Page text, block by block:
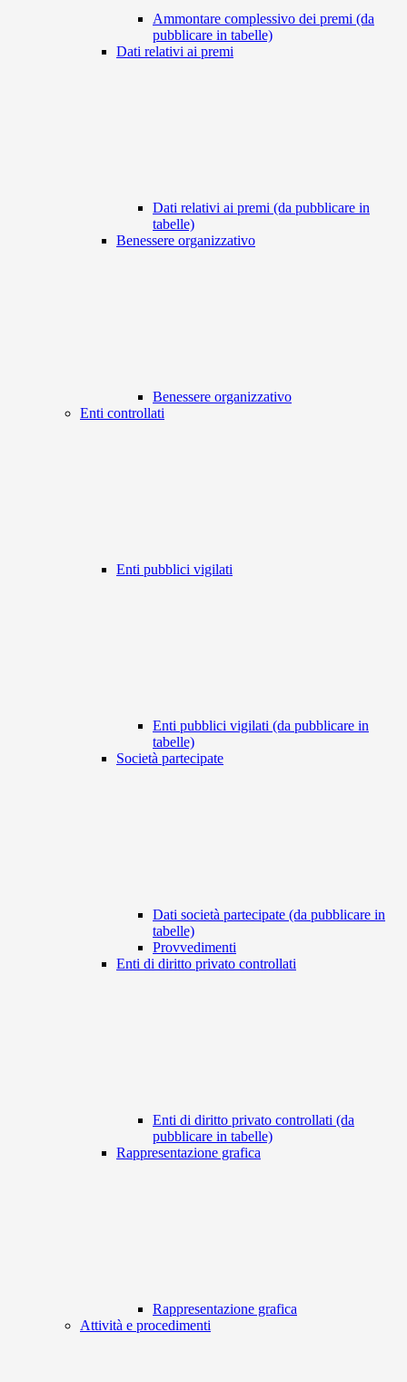
Ammontare complessivo dei premi (da
pubblicare in tabelle)
Dati relativi ai premi
Dati relativi ai premi (da pubblicare in
tabelle)
Benessere organizzativo
Benessere organizzativo
Enti controllati
Enti pubblici vigilati
Enti pubblici vigilati (da pubblicare in
tabelle)
Società partecipate
Dati società partecipate (da pubblicare in
tabelle)
Provvedimenti
Enti di diritto privato controllati
Enti di diritto privato controllati (da
pubblicare in tabelle)
Rappresentazione grafica
Rappresentazione grafica
Attività e procedimenti